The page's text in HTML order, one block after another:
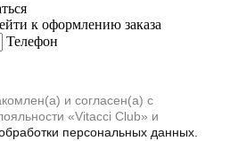
к оформлению заказа
Телефон
и согласен(а) с
«Vitacci Club» и
персональных данных.